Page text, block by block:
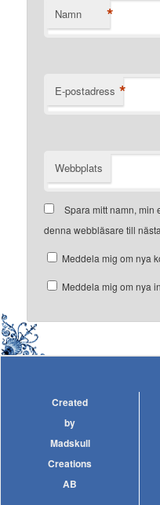
Namn *
E-postadress *
Webbplats
Spara mitt namn, min
denna webbläsare till
Meddela mig om nya
Meddela mig om nya
Created
by
Madskull
Creations
AB